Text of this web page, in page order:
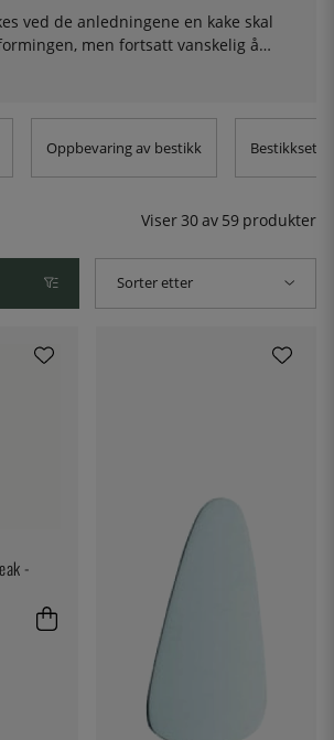
ved de anledningene en kake skal
men fortsatt vanskelig å
kjøper en, bør du tenke på de gangene
nedover bordet. Det er mange kjøp
man ikke gjorde tidligere. Hos oss
i ulike former.
Oppbevaring av bestikk Bestikksett
Viser 30av 59 produkter
Sorter etter
-